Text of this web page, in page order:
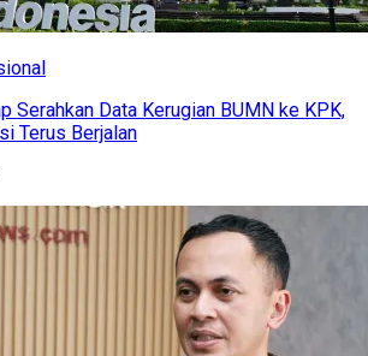
Serahkan Data Kerugian BUMN ke KPK,
Terus Berjalan